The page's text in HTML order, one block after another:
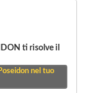
ti risolve il
nel tuo